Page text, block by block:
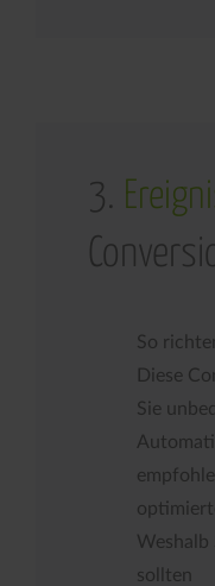
3.
So
Diese
Sie
Weshalb
sollten